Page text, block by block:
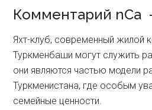
Комментарий nCa
Яхт-клуб, современный жилой
Туркменбаши могут служить
они являются частью модели
Туркменистана, где особым
семейные ценности.